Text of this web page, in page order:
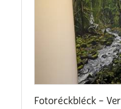
Fotoréckbléck –